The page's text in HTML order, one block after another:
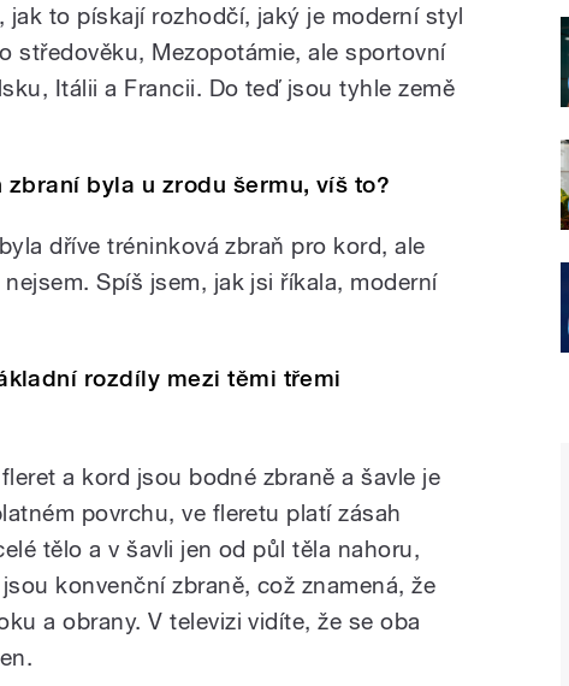
jak to pískají rozhodčí, jaký je moderní styl
středověku, Mezopotámie, ale sportovní
Itálii a Francii. Do teď jsou tyhle země
byla u zrodu šermu, víš to?
dříve tréninková zbraň pro kord, ale
Spíš jsem, jak jsi říkala, moderní
rozdíly mezi těmi třemi
a kord jsou bodné zbraně a šavle je
povrchu, ve fleretu platí zásah
tělo a v šavli jen od půl těla nahoru,
konvenční zbraně, což znamená, že
a obrany. V televizi vidíte, že se oba